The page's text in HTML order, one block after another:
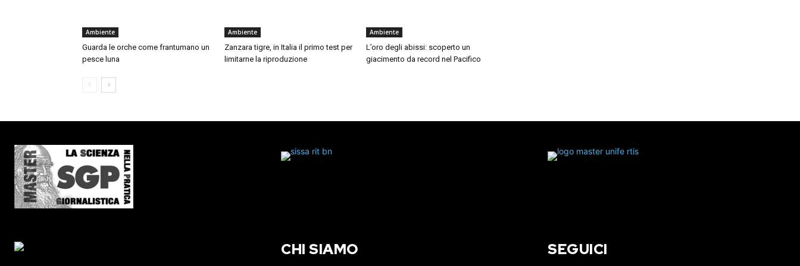
Ambiente
Guarda le orche come frantumano un
pesce luna
Ambiente
Zanzara tigre, in Italia il primo test per
limitarne la riproduzione
Ambiente
L’oro degli abissi: scoperto un
giacimento da record nel Pacifico
CHI SIAMO SEGUICI